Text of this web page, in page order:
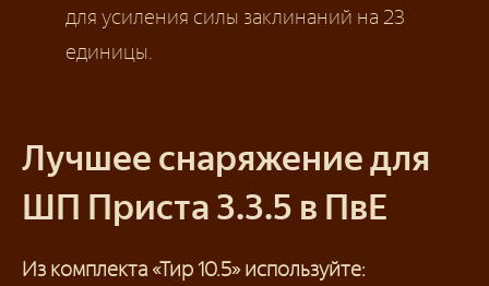
для усиления силы заклинаний на 23
единицы.
Лучшее снаряжение для
ШП Приста 3.3.5 в ПвЕ
Из комплекта «Тир 10.5» используйте: